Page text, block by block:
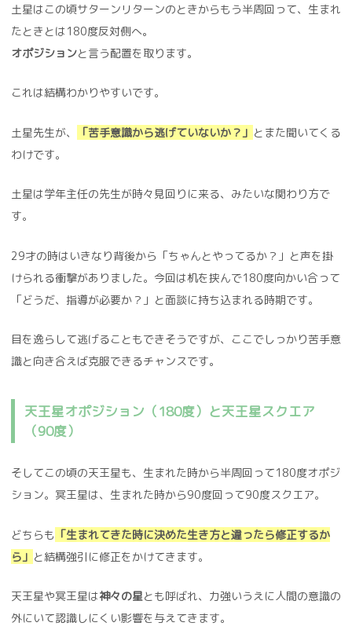
土星はこの頃サターンリターンのときからもう半周回って、生まれ
たときとは180度反対側へ。
オポジションと言う配置を取ります。
これは結構わかりやすいです。
土星先生が、 「苦手意識から逃げていないか？」 とまた聞いてくる
わけです。
土星は学年主任の先生が時々見回りに来る、みたいな関わり方で
す。
29才の時はいきなり背後から「ちゃんとやってるか？」と声を掛
けられる衝撃がありました。今回は机を挟んで180度向かい合って
「どうだ、指導が必要か？」と面談に持ち込まれる時期です。
目を逸らして逃げることもできそうですが、ここでしっかり苦手意
識と向き合えば克服できるチャンスです。
天王星オポジション（180度）と天王星スクエア
（90度）
そしてこの頃の天王星も、生まれた時から半周回って180度オポジ
ション。冥王星は、生まれた時から90度回って90度スクエア。
どちらも 「生まれてきた時に決めた生き方と違ったら修正するか
ら」 と結構強引に修正をかけてきます。
天王星や冥王星は神々の星とも呼ばれ、力強いうえに人間の意識の
外にいて認識しにくい影響を与えてきます。